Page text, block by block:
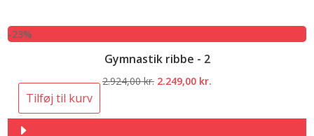
-23%
Gymnastik ribbe - 2
2.924,00kr. Den
2.249,00 kr.
Tilføj til kurv